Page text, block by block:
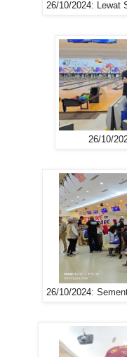
26/10/2024: Lewat
26/10/
26/10/2024: